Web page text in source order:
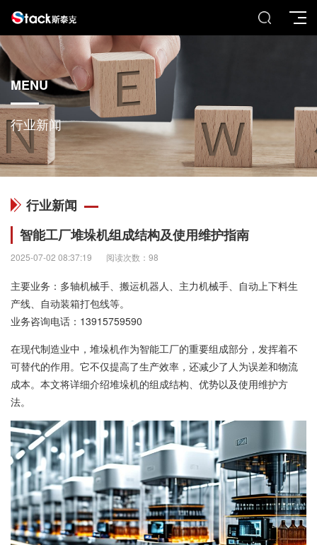
MENU
行业新闻
行业新闻
智能工厂堆垛机组成结构及使用维护指南
2025-07-02 08:37:19 阅读次数：98
主要业务：多轴机械手、搬运机器人、主力机械手、自动上下料生
产线、自动装箱打包线等。
业务咨询电话： 13915759590
在现代制造业中，堆垛机作为智能工厂的重要组成部分，发挥着不
可替代的作用。它不仅提高了生产效率，还减少了人为误差和物流
成本。本文将详细介绍堆垛机的组成结构、优势以及使用维护方
法。